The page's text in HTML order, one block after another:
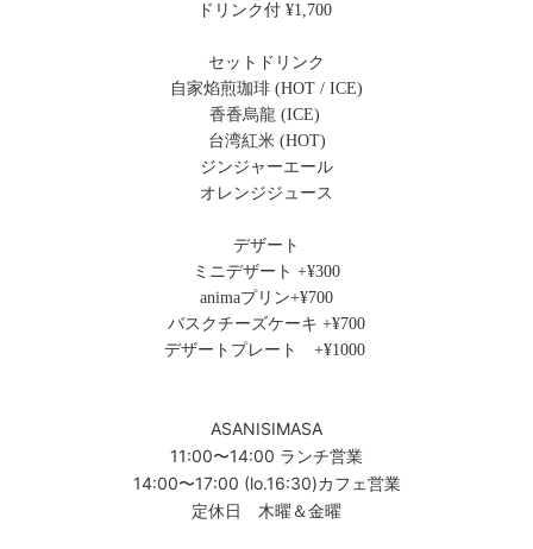
ドリンク付 ¥1,700
セットドリンク
自家焰煎珈琲 (HOT / ICE)
香香烏龍 (ICE)
台湾紅米 (HOT)
ジンジャーエール
オレンジジュース
デザート
ミニデザート +¥300
animaプリン+¥700
バスクチーズケーキ +¥700
デザートプレート +¥1000
ASANISIMASA
11:00〜14:00 ランチ営業
14:00〜17:00 (lo.16:30)カフェ営業
定休日 木曜＆金曜